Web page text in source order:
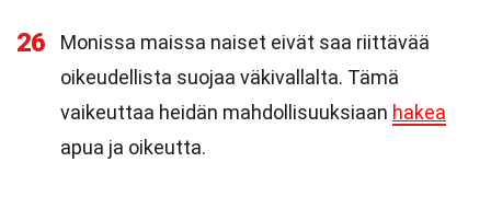
26
Monissa maissa naiset eivät saa riittävää
oikeudellista suojaa väkivallalta. Tämä
vaikeuttaa heidän mahdollisuuksiaan hakea
apua ja oikeutta.